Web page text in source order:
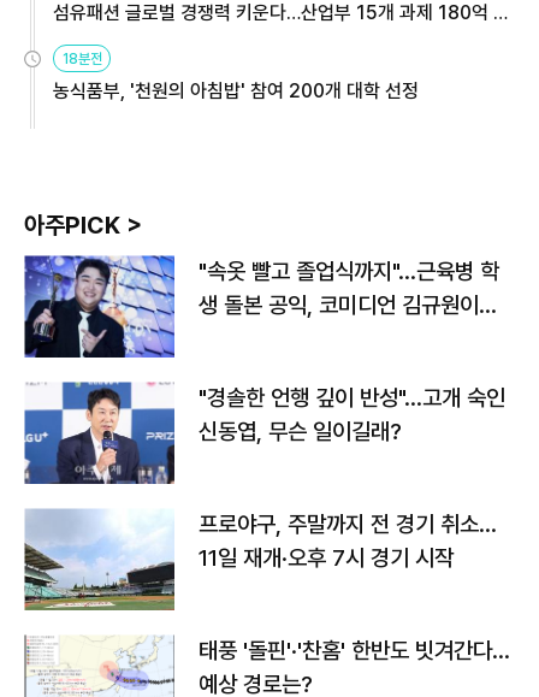
섬유패션 글로벌 경쟁력 키운다…산업부 15개 과제 180억 지
원
18분전
농식품부, '천원의 아침밥' 참여 200개 대학 선정
아주PICK >
"속옷 빨고 졸업식까지"…근육병 학
생 돌본 공익, 코미디언 김규원이었
"경솔한 언행 깊이 반성"…고개 숙인
신동엽, 무슨 일이길래?
프로야구, 주말까지 전 경기 취소…
11일 재개·오후 7시 경기 시작
태풍 '돌핀'·'찬홈' 한반도 빗겨간다…
예상 경로는?